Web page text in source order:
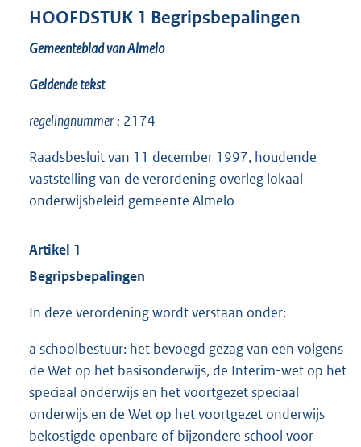
HOOFDSTUK 1 Begripsbepalingen
Gemeenteblad van Almelo
Geldende tekst
regelingnummer: 2174
Raadsbesluit van 11 december 1997, houdende
vaststelling van de verordening overleg lokaal
onderwijsbeleid gemeente Almelo
Artikel 1
Begripsbepalingen
In deze verordening wordt verstaan onder:
a schoolbestuur: het bevoegd gezag van een volgens
de Wet op het basisonderwijs, de Interim-wet op het
speciaal onderwijs en het voortgezet speciaal
onderwijs en de Wet op het voortgezet onderwijs
bekostigde openbare of bijzondere school voor